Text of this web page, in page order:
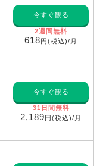
今すぐ観る
2週間無料
618円(税込)/月
今すぐ観る
31日間無料
2,189円(税込)/月